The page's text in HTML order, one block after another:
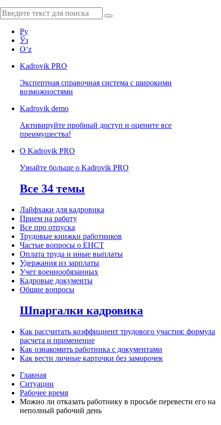
Ру
Ўз
Oʻz
Kadrovik PRO
Экспертная справочная система с широкими
возможностями
Kadrovik demo
Активируйте пробный доступ и оцените все
преимущества!
О Kadrovik PRO
Узнайте больше о Kadrovik PRO
Все 34 темы
Лайфхаки для кадровика
Прием на работу
Все про отпуска
Трудовые книжки работников
Частые вопросы о ЕНСТ
Оплата труда и иные выплаты
Удержания из зарплаты
Учет военнообязанных
Кадровые документы
Общие вопросы
Шпаргалки кадровика
Как рассчитать коэффициент трудового участия: формула
расчета и применение
Как ознакомить работника с документами
Как вести личные карточки без заморочек
Главная
Ситуации
Рабочее время
Можно ли отказать работнику в просьбе перевести его на
неполный рабочий день